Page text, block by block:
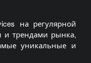
на регулярной
и трендами рынка,
уникальные и